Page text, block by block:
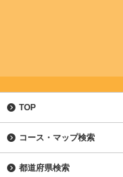
TOP
コース・マップ検索
都道府県検索